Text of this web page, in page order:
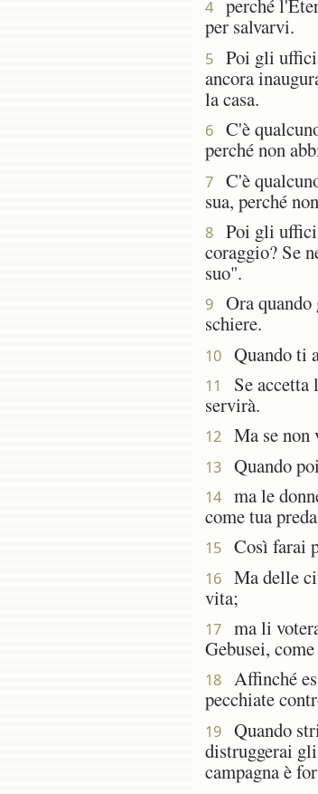
4
perché
per salvarvi.
5
Poi gli
ancora
la casa.
6
C'è
perché non
7
C'è
sua, perché
8
Poi gli
coraggio? Se
suo".
9
Ora
schiere.
10 Quando ti
11
Se
servirà.
12 Ma se non
13 Quando
14
ma le
come tua
15 Così farai
16
Ma delle
vita;
17
ma li
Gebusei,
18
Affinché
pecchiate
19
Quando
distruggerai
campagna è